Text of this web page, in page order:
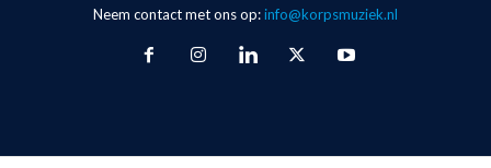
Neem contact met ons op:info@korpsmuziek.nl